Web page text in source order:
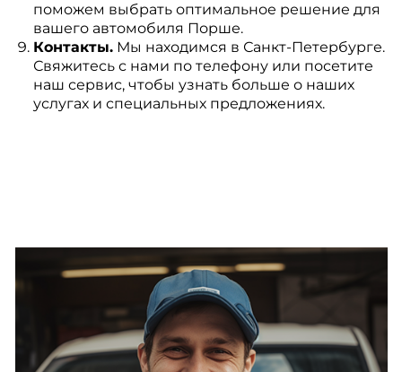
поможем выбрать оптимальное решение для
вашего автомобиля Порше.
Контакты.Мы находимся в Санкт-Петербурге.
Свяжитесь с нами по телефону или посетите
наш сервис, чтобы узнать больше о наших
услугах и специальных предложениях.